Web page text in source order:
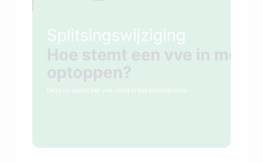
Buitenveldert en benadrukte: dit biedt
grote kansen voor steden in heel
Nederland.